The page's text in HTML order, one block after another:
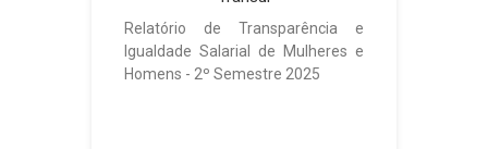
Relatório de Transparência e
Igualdade Salarial de Mulheres e
Homens - 2º Semestre 2025